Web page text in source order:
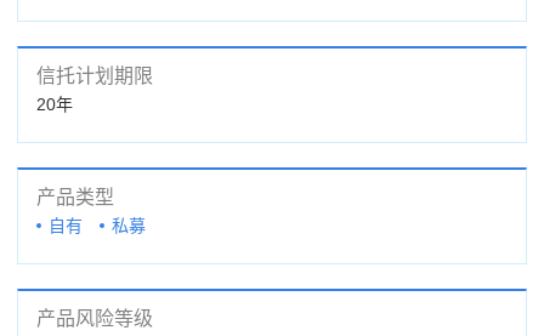
信托计划期限
20年
产品类型
自有 私募
产品风险等级